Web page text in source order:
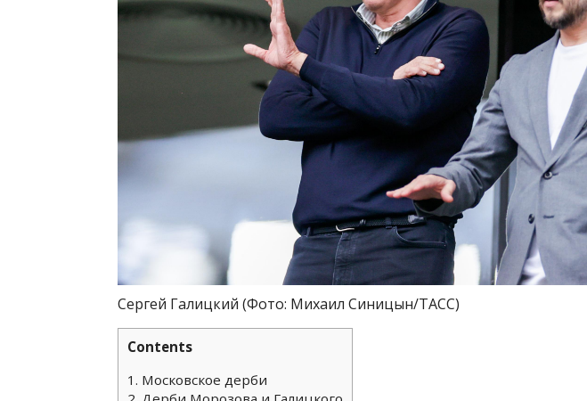
Сергей Галицкий (Фото: Михаил Синицын/ТАСС)
Contents
1. Московское дерби